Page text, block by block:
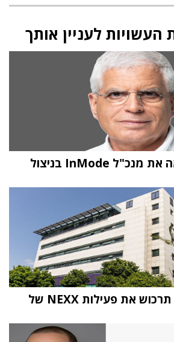
העשויות לעניין אותך
קרן Steel מאשימה את מנכ"ל InMode בניצול
אפלייד מטיריאלס תרכוש את פעילות NEXX של